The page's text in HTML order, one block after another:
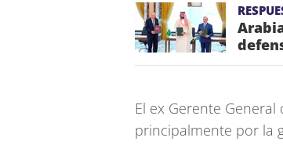
El ex Gerente
principalmente por la